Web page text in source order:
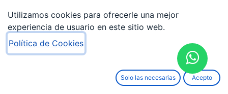
AÑADIR AL CARRITO
Utilizamos cookies para ofrecerle una mejor
experiencia de usuario en este sitio web.
Política de Cookies
Solo las necesarias Acepto